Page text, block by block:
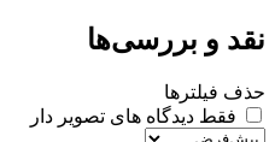
نقد و بررسی‌ها
حذف فیلترها
فقط دیدگاه های تصویر دار